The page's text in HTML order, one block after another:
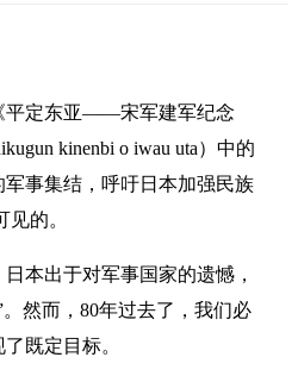
平定东亚——宋军建军纪念
kinenbi o iwau uta）中的
事集结，呼吁日本加强民族
的。
本出于对军事国家的遗憾，
然而，80年过去了，我们必
既定目标。